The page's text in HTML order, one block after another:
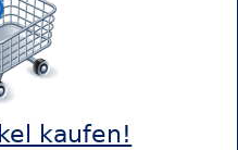
kaufen!